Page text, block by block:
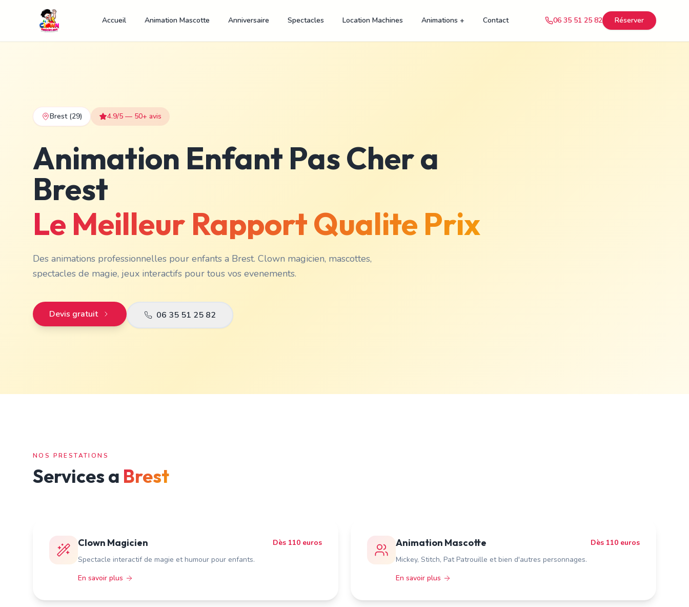
Accueil Animation Mascotte Anniversaire Spectacles Location Machines Animations + Contact 06 35 51 25 82 Réserver
Brest (29) 4.9/5 — 50+ avis
Animation Enfant Pas Cher a
Brest
Le Meilleur Rapport Qualite Prix
Des animations professionnelles pour enfants a Brest. Clown magicien, mascottes,
spectacles de magie, jeux interactifs pour tous vos evenements.
Devis gratuit 06 35 51 25 82
NOS PRESTATIONS
Services a Brest
Clown Magicien
Dès 110 euros
Spectacle interactif de magie et humour pour enfants.
En savoir plus
Animation Mascotte
Dès 110 euros
Mickey, Stitch, Pat Patrouille et bien d'autres personnages.
En savoir plus